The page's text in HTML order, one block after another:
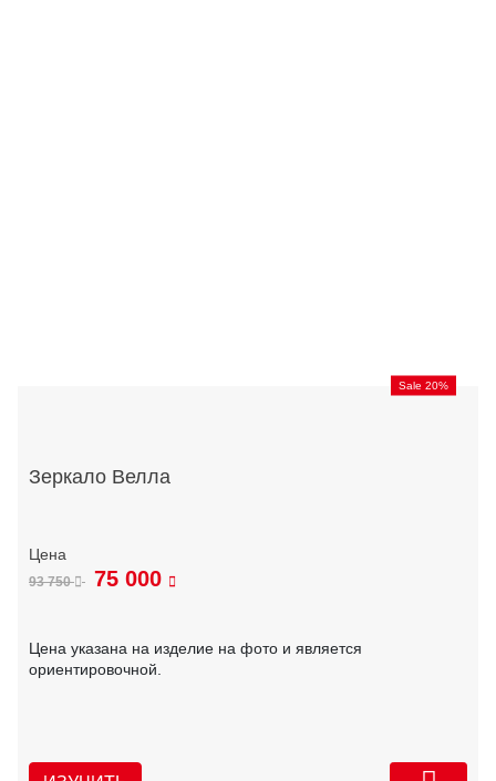
Sale 20%
Зеркало Велла
93 750 75 000
Цена указана на изделие на фото и является
ориентировочной.